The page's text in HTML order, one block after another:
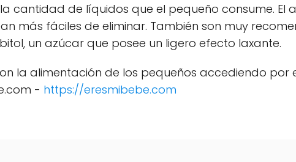
cantidad de líquidos que el pequeño consume. El
más fáciles de eliminar. También son muy
un azúcar que posee un ligero efecto laxante.
la alimentación de los pequeños accediendo por
- https://eresmibebe.com